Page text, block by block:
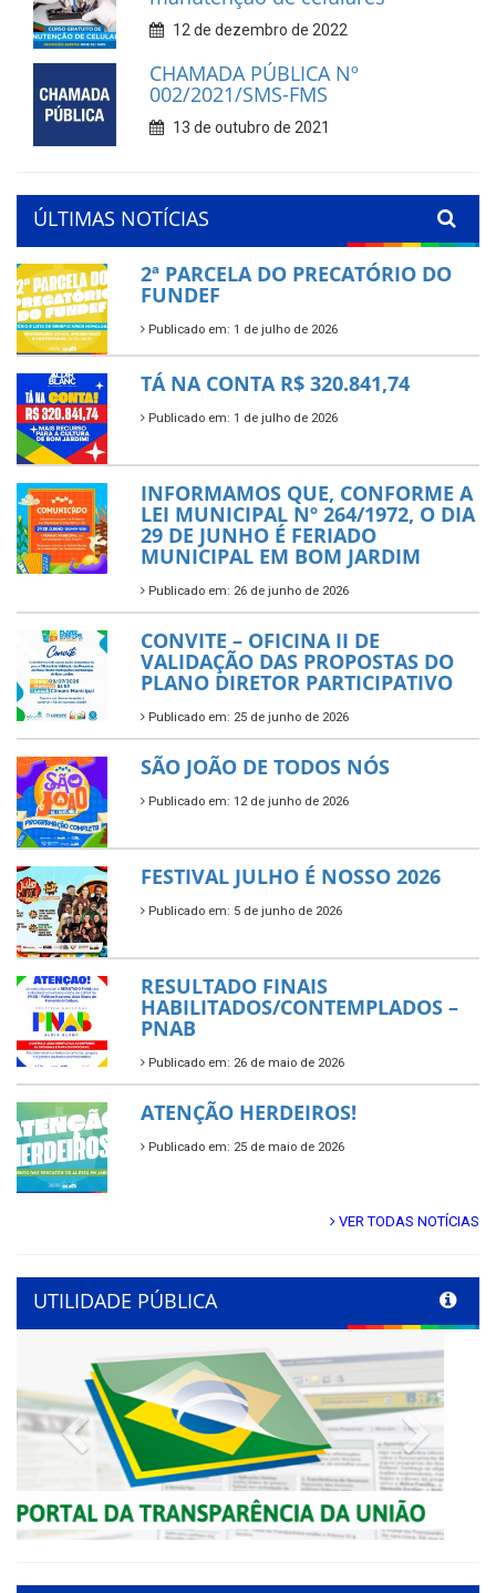
12 de dezembro de 2022
CHAMADA PÚBLICA Nº
002/2021/SMS-FMS
13 de outubro de 2021
ÚLTIMAS NOTÍCIAS
2ª PARCELA DO PRECATÓRIO DO
FUNDEF
Publicado em: 1 de julho de 2026
TÁ NA CONTA R$ 320.841,74
Publicado em: 1 de julho de 2026
INFORMAMOS QUE, CONFORME A
LEI MUNICIPAL Nº 264/1972, O DIA
29 DE JUNHO É FERIADO
MUNICIPAL EM BOM JARDIM
Publicado em: 26 de junho de 2026
CONVITE – OFICINA II DE
VALIDAÇÃO DAS PROPOSTAS DO
PLANO DIRETOR PARTICIPATIVO
Publicado em: 25 de junho de 2026
SÃO JOÃO DE TODOS NÓS
Publicado em: 12 de junho de 2026
FESTIVAL JULHO É NOSSO 2026
Publicado em: 5 de junho de 2026
RESULTADO FINAIS
HABILITADOS/CONTEMPLADOS –
PNAB
Publicado em: 26 de maio de 2026
ATENÇÃO HERDEIROS!
Publicado em: 25 de maio de 2026
VER TODAS NOTÍCIAS
UTILIDADE PÚBLICA
Previous